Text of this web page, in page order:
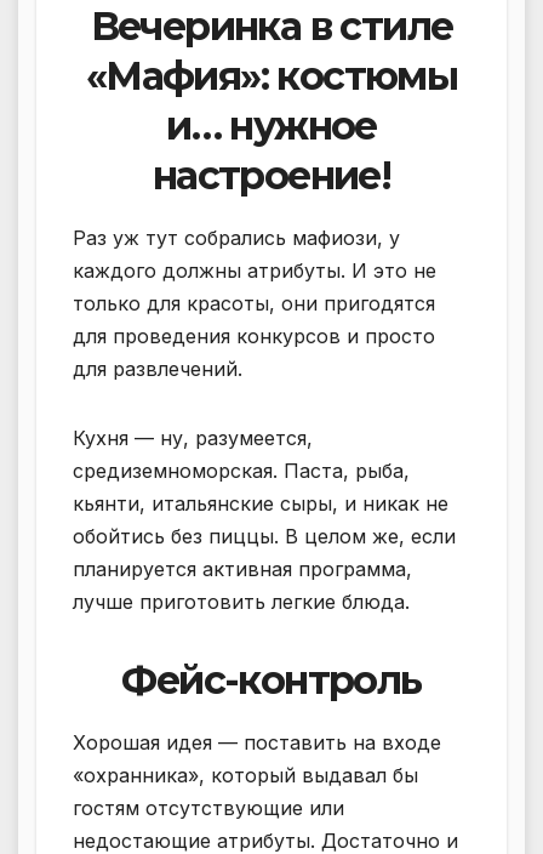
Вечеринка в стиле
«Мафия»: костюмы
и… нужное
настроение!
Раз уж тут собрались мафиози, у
каждого должны атрибуты. И это не
только для красоты, они пригодятся
для проведения конкурсов и просто
для развлечений.
Кухня — ну, разумеется,
средиземноморская. Паста, рыба,
кьянти, итальянские сыры, и никак не
обойтись без пиццы. В целом же, если
планируется активная программа,
лучше приготовить легкие блюда.
Фейс-контроль
Хорошая идея — поставить на входе
«охранника», который выдавал бы
гостям отсутствующие или
недостающие атрибуты. Достаточно и